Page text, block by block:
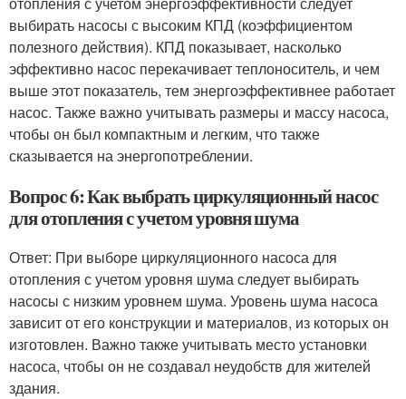
выбирать насосы с высоким КПД (коэффициентом
полезного действия). КПД показывает, насколько
эффективно насос перекачивает теплоноситель, и чем
выше этот показатель, тем энергоэффективнее работает
насос. Также важно учитывать размеры и массу насоса,
чтобы он был компактным и легким, что также
сказывается на энергопотреблении.
Вопрос 6: Как выбрать циркуляционный насос
для отопления с учетом уровня шума
Ответ: При выборе циркуляционного насоса для
отопления с учетом уровня шума следует выбирать
насосы с низким уровнем шума. Уровень шума насоса
зависит от его конструкции и материалов, из которых он
изготовлен. Важно также учитывать место установки
насоса, чтобы он не создавал неудобств для жителей
здания.